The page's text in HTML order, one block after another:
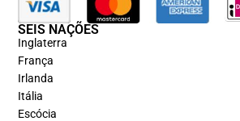
SEIS NAÇÕES
Inglaterra
França
Irlanda
Itália
Escócia